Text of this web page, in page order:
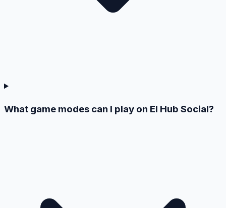
What game modes can I play on El Hub Social?